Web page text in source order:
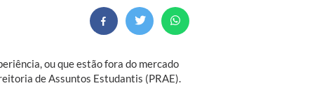
ou que estão fora do mercado
de Assuntos Estudantis (PRAE).